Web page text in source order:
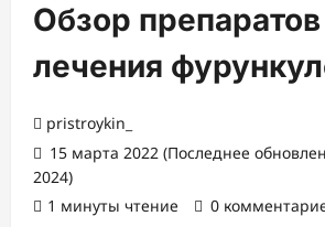
Обзор
лечения
pristroykin_
15 марта 2022 (Последнее
2024)
1 минуты чтение
0